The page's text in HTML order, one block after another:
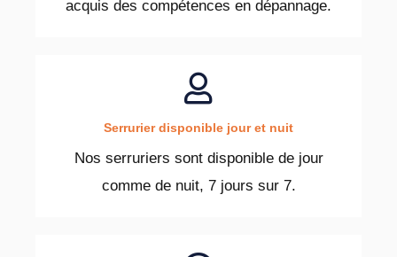
acquis des compétences en dépannage.
Serrurier disponible jour et nuit
Nos serruriers sont disponible de jour
comme de nuit, 7 jours sur 7.